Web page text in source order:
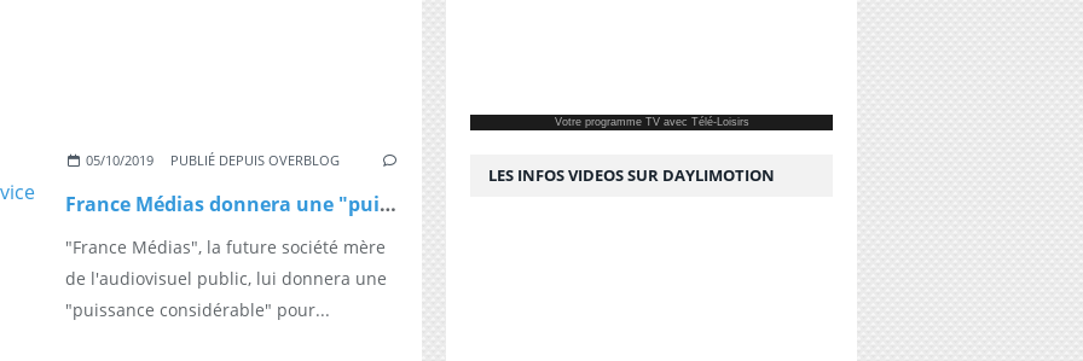
05/10/2019 PUBLIÉ DEPUIS OVERBLOG
France Médias donnera une "puissance considérable" au service public, selon Riester
"France Médias", la future société mère
de l'audiovisuel public, lui donnera une
"puissance considérable" pour...
Votre programme TVavec Télé-Loisirs
LES INFOS VIDEOS SUR DAYLIMOTION